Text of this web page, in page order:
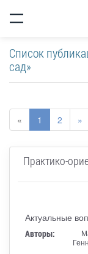
Список
сад»
« 1 2 »
Практико-
Актуальные
Авторы: